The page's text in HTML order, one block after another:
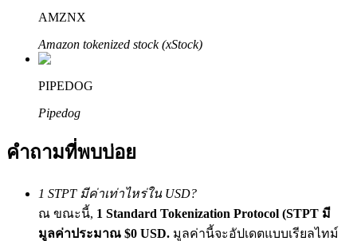
การแนะนำ
เชิญเพื่อนเพื่อรับรางวัลเงินสด
BTC Welcome Rewards
AMZNX
Amazon tokenized stock (xStock)
PIPEDOG
Pipedog
คำถามที่พบบ่อย
1 STPT มีค่าเท่าไหร่ใน USD?
ณ ขณะนี้, 1 Standard Tokenization Protocol (STPT มี
มูลค่าประมาณ $0 USD. มูลค่านี้จะอัปเดตแบบเรียลไทม์